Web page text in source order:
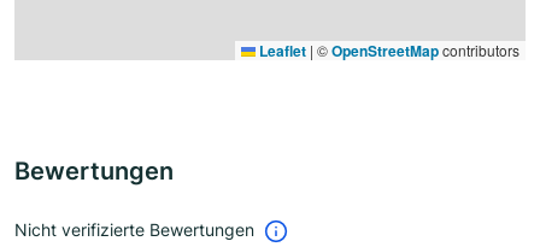
Leaflet | ©OpenStreetMapcontributors
Bewertungen
Nicht verifizierte Bewertungen